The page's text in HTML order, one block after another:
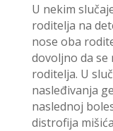
U nekim
roditelja na
nose oba
dovoljno da
roditelja. U
nasleđivanja
naslednoj
distrofija